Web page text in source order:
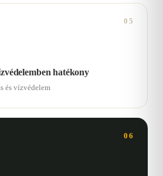
05
hatékony
és vízvédelem
06